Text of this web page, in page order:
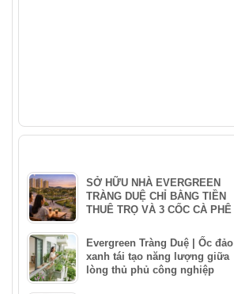
SỞ HỮU NHÀ EVERGREEN
TRÀNG DUỆ CHỈ BẰNG TIỀN
THUÊ TRỌ VÀ 3 CỐC CÀ PHÊ
Evergreen Tràng Duệ | Ốc đảo
xanh tái tạo năng lượng giữa
lòng thủ phủ công nghiệp